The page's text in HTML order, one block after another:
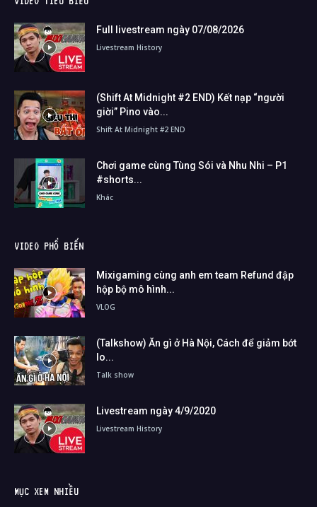
Full livestream ngày 07/08/2026
Livestream History
(Shift At Midnight #2 END) Kết nạp “người
giời” Pino vào...
Shift At Midnight #2 END
Chơi game cùng Tùng Sói và Nhu Nhi – P1
#shorts...
Khác
VIDEO PHỔ BIẾN
Mixigaming cùng anh em team Refund đập
hộp bộ mô hình...
VLOG
(Talkshow) Ăn gì ở Hà Nội, Cách để giảm bớt
lo...
Talk show
Livestream ngày 4/9/2020
Livestream History
MỤC XEM NHIỀU